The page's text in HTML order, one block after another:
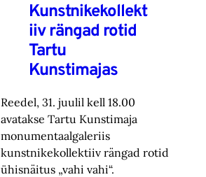
Kunstnikekollekt
iiv rängad rotid
Tartu
Kunstimajas
Reedel, 31. juulil kell 18.00
avatakse Tartu Kunstimaja
monumentaalgaleriis
kunstnikekollektiiv rängad rotid
ühisnäitus „vahi vahi“.